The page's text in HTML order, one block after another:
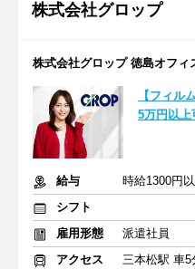
株式会社グロップ
株式会社グロップ 徳島オフィ
【フィル
5万円以上
給与
時給1300円
シフト
雇用形態
派遣社員
アクセス
三本松駅 車5